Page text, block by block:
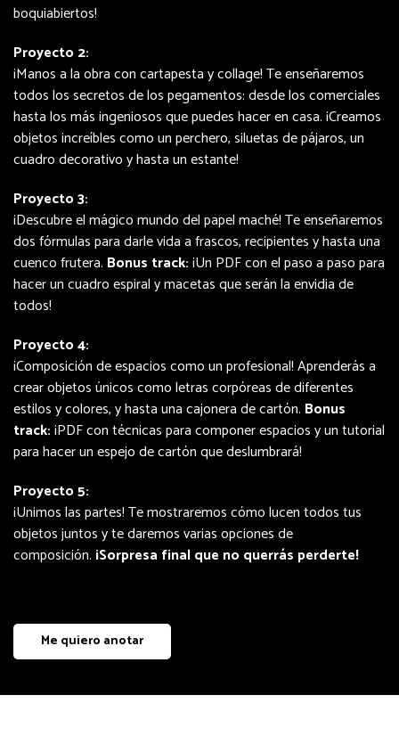
boquiabiertos!
Proyecto 2:
¡Manos a la obra con cartapesta y collage! Te enseñaremos
todos los secretos de los pegamentos: desde los comerciales
hasta los más ingeniosos que puedes hacer en casa. ¡Creamos
objetos increíbles como un perchero, siluetas de pájaros, un
cuadro decorativo y hasta un estante!
Proyecto 3:
¡Descubre el mágico mundo del papel maché! Te enseñaremos
dos fórmulas para darle vida a frascos, recipientes y hasta una
cuenco frutera. Bonus track:¡Un PDF con el paso a paso para
hacer un cuadro espiral y macetas que serán la envidia de
todos!
Proyecto 4:
¡Composición de espacios como un profesional! Aprenderás a
crear objetos únicos como letras corpóreas de diferentes
estilos y colores, y hasta una cajonera de cartón. Bonus
track:¡PDF con técnicas para componer espacios y un tutorial
para hacer un espejo de cartón que deslumbrará!
Proyecto 5:
¡Unimos las partes! Te mostraremos cómo lucen todos tus
objetos juntos y te daremos varias opciones de
composición. ¡Sorpresa final que no querrás perderte!
Me quiero anotar